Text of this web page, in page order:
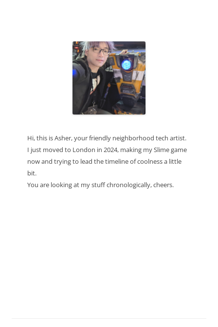
Hi, this is Asher, your friendly neighborhood tech artist.
I just moved to London in 2024, making my Slime game
now and trying to lead the timeline of coolness a little
bit.
You are looking at my stuff chronologically, cheers.